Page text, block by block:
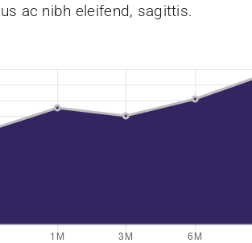
ac nibh eleifend, sagittis.